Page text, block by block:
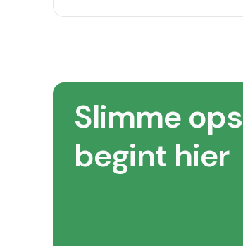
Slimme
begint hier